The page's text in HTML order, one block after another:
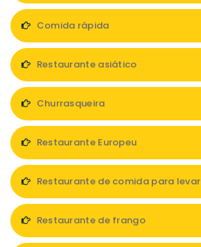
Comida rápida
Restaurante asiático
Churrasqueira
Restaurante Europeu
Restaurante de comida para levar
Restaurante de frango